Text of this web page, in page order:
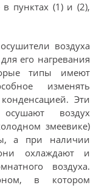
пунктах (1) и (2),
воздуха
его нагревания
типы имеют
изменять
Эти
воздух
змеевике)
а при наличии
охлаждают и
воздуха.
в котором